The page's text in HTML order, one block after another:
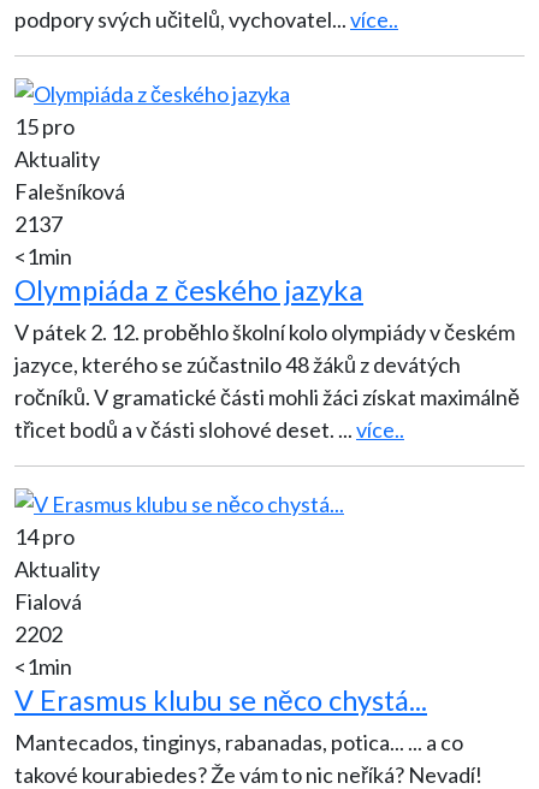
podpory svých učitelů, vychovatel...více..
15 pro
Aktuality
Falešníková
2137
<1min
Olympiáda z českého jazyka
V pátek 2. 12. proběhlo školní kolo olympiády v českém
jazyce, kterého se zúčastnilo 48 žáků z devátých
ročníků. V gramatické části mohli žáci získat maximálně
třicet bodů a v části slohové deset. ...více..
14 pro
Aktuality
Fialová
2202
<1min
V Erasmus klubu se něco chystá...
Mantecados, tinginys, rabanadas, potica... ... a co
takové kourabiedes? Že vám to nic neříká? Nevadí!